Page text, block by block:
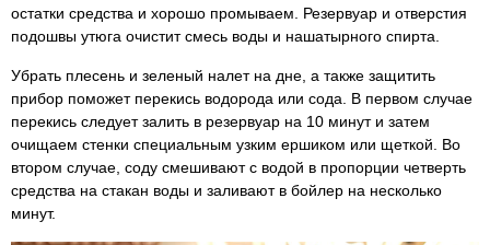
остатки средства и хорошо промываем. Резервуар и отверстия
подошвы утюга очистит смесь воды и нашатырного спирта.
Убрать плесень и зеленый налет на дне, а также защитить
прибор поможет перекись водорода или сода. В первом случае
перекись следует залить в резервуар на 10 минут и затем
очищаем стенки специальным узким ершиком или щеткой. Во
втором случае, соду смешивают с водой в пропорции четверть
средства на стакан воды и заливают в бойлер на несколько
минут.